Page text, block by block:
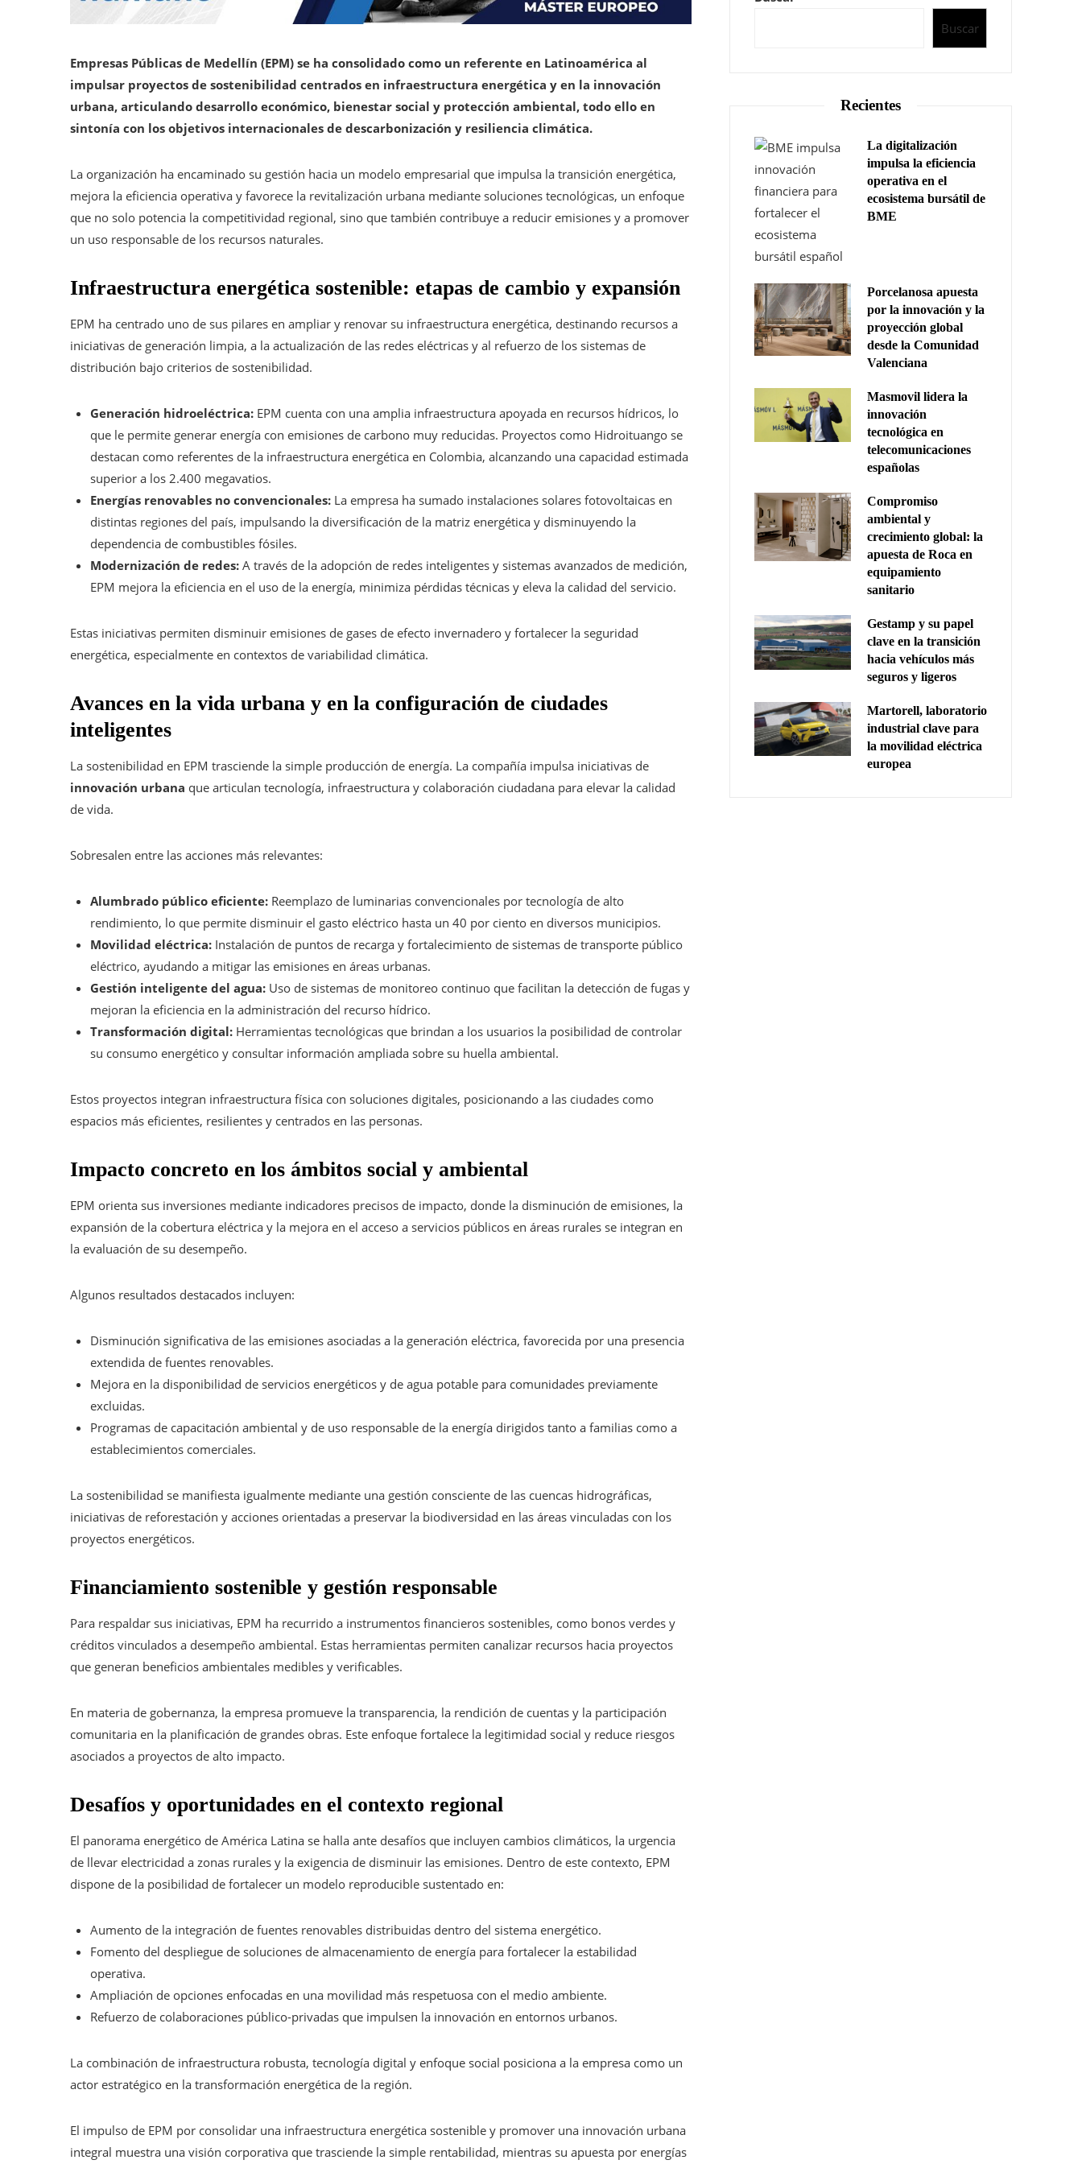
Empresas Públicas de Medellín (EPM) se ha consolidado como un referente en Latinoamérica al
impulsar proyectos de sostenibilidad centrados en infraestructura energética y en la innovación
urbana, articulando desarrollo económico, bienestar social y protección ambiental, todo ello en
sintonía con los objetivos internacionales de descarbonización y resiliencia climática.
La organización ha encaminado su gestión hacia un modelo empresarial que impulsa la transición energética,
mejora la eficiencia operativa y favorece la revitalización urbana mediante soluciones tecnológicas, un enfoque
que no solo potencia la competitividad regional, sino que también contribuye a reducir emisiones y a promover
un uso responsable de los recursos naturales.
Infraestructura energética sostenible: etapas de cambio y expansión
EPM ha centrado uno de sus pilares en ampliar y renovar su infraestructura energética, destinando recursos a
iniciativas de generación limpia, a la actualización de las redes eléctricas y al refuerzo de los sistemas de
distribución bajo criterios de sostenibilidad.
Generación hidroeléctrica: EPM cuenta con una amplia infraestructura apoyada en recursos hídricos, lo
que le permite generar energía con emisiones de carbono muy reducidas. Proyectos como Hidroituango se
destacan como referentes de la infraestructura energética en Colombia, alcanzando una capacidad estimada
superior a los 2.400 megavatios.
Energías renovables no convencionales: La empresa ha sumado instalaciones solares fotovoltaicas en
distintas regiones del país, impulsando la diversificación de la matriz energética y disminuyendo la
dependencia de combustibles fósiles.
Modernización de redes: A través de la adopción de redes inteligentes y sistemas avanzados de medición,
EPM mejora la eficiencia en el uso de la energía, minimiza pérdidas técnicas y eleva la calidad del servicio.
Estas iniciativas permiten disminuir emisiones de gases de efecto invernadero y fortalecer la seguridad
energética, especialmente en contextos de variabilidad climática.
Avances en la vida urbana y en la configuración de ciudades
inteligentes
La sostenibilidad en EPM trasciende la simple producción de energía. La compañía impulsa iniciativas de
innovación urbana que articulan tecnología, infraestructura y colaboración ciudadana para elevar la calidad
de vida.
Sobresalen entre las acciones más relevantes:
Alumbrado público eficiente: Reemplazo de luminarias convencionales por tecnología de alto
rendimiento, lo que permite disminuir el gasto eléctrico hasta un 40 por ciento en diversos municipios.
Movilidad eléctrica: Instalación de puntos de recarga y fortalecimiento de sistemas de transporte público
eléctrico, ayudando a mitigar las emisiones en áreas urbanas.
Gestión inteligente del agua: Uso de sistemas de monitoreo continuo que facilitan la detección de fugas y
mejoran la eficiencia en la administración del recurso hídrico.
Transformación digital: Herramientas tecnológicas que brindan a los usuarios la posibilidad de controlar
su consumo energético y consultar información ampliada sobre su huella ambiental.
Estos proyectos integran infraestructura física con soluciones digitales, posicionando a las ciudades como
espacios más eficientes, resilientes y centrados en las personas.
Impacto concreto en los ámbitos social y ambiental
EPM orienta sus inversiones mediante indicadores precisos de impacto, donde la disminución de emisiones, la
expansión de la cobertura eléctrica y la mejora en el acceso a servicios públicos en áreas rurales se integran en
la evaluación de su desempeño.
Algunos resultados destacados incluyen:
Disminución significativa de las emisiones asociadas a la generación eléctrica, favorecida por una presencia
extendida de fuentes renovables.
Mejora en la disponibilidad de servicios energéticos y de agua potable para comunidades previamente
excluidas.
Programas de capacitación ambiental y de uso responsable de la energía dirigidos tanto a familias como a
establecimientos comerciales.
La sostenibilidad se manifiesta igualmente mediante una gestión consciente de las cuencas hidrográficas,
iniciativas de reforestación y acciones orientadas a preservar la biodiversidad en las áreas vinculadas con los
proyectos energéticos.
Financiamiento sostenible y gestión responsable
Para respaldar sus iniciativas, EPM ha recurrido a instrumentos financieros sostenibles, como bonos verdes y
créditos vinculados a desempeño ambiental. Estas herramientas permiten canalizar recursos hacia proyectos
que generan beneficios ambientales medibles y verificables.
En materia de gobernanza, la empresa promueve la transparencia, la rendición de cuentas y la participación
comunitaria en la planificación de grandes obras. Este enfoque fortalece la legitimidad social y reduce riesgos
asociados a proyectos de alto impacto.
Desafíos y oportunidades en el contexto regional
El panorama energético de América Latina se halla ante desafíos que incluyen cambios climáticos, la urgencia
de llevar electricidad a zonas rurales y la exigencia de disminuir las emisiones. Dentro de este contexto, EPM
dispone de la posibilidad de fortalecer un modelo reproducible sustentado en:
Aumento de la integración de fuentes renovables distribuidas dentro del sistema energético.
Fomento del despliegue de soluciones de almacenamiento de energía para fortalecer la estabilidad
operativa.
Ampliación de opciones enfocadas en una movilidad más respetuosa con el medio ambiente.
Refuerzo de colaboraciones público-privadas que impulsen la innovación en entornos urbanos.
La combinación de infraestructura robusta, tecnología digital y enfoque social posiciona a la empresa como un
actor estratégico en la transformación energética de la región.
El impulso de EPM por consolidar una infraestructura energética sostenible y promover una innovación urbana
integral muestra una visión corporativa que trasciende la simple rentabilidad, mientras su apuesta por energías
Buscar
Recientes
La digitalización
impulsa la eficiencia
operativa en el
ecosistema bursátil de
BME
Porcelanosa apuesta
por la innovación y la
proyección global
desde la Comunidad
Valenciana
Masmovil lidera la
innovación
tecnológica en
telecomunicaciones
españolas
Compromiso
ambiental y
crecimiento global: la
apuesta de Roca en
equipamiento
sanitario
Gestamp y su papel
clave en la transición
hacia vehículos más
seguros y ligeros
Martorell, laboratorio
industrial clave para
la movilidad eléctrica
europea